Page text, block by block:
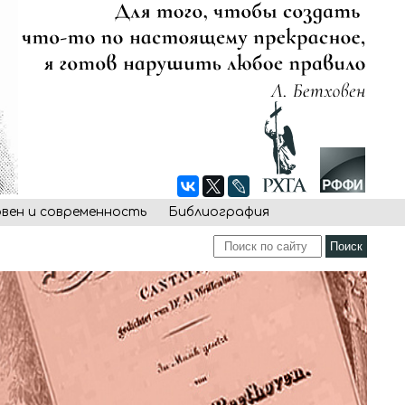
и современность Библиография